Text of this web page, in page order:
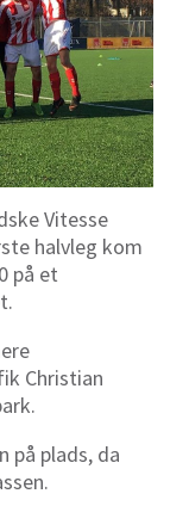
Vitesse
halvleg kom
på et
Christian
på plads, da